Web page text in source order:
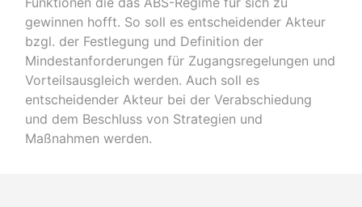
gewinnen hofft. So soll es entscheidender Akteur
bzgl. der Festlegung und Definition der
Mindestanforderungen für Zugangsregelungen und
Vorteilsausgleich werden. Auch soll es
entscheidender Akteur bei der Verabschiedung
und dem Beschluss von Strategien und
Maßnahmen werden.